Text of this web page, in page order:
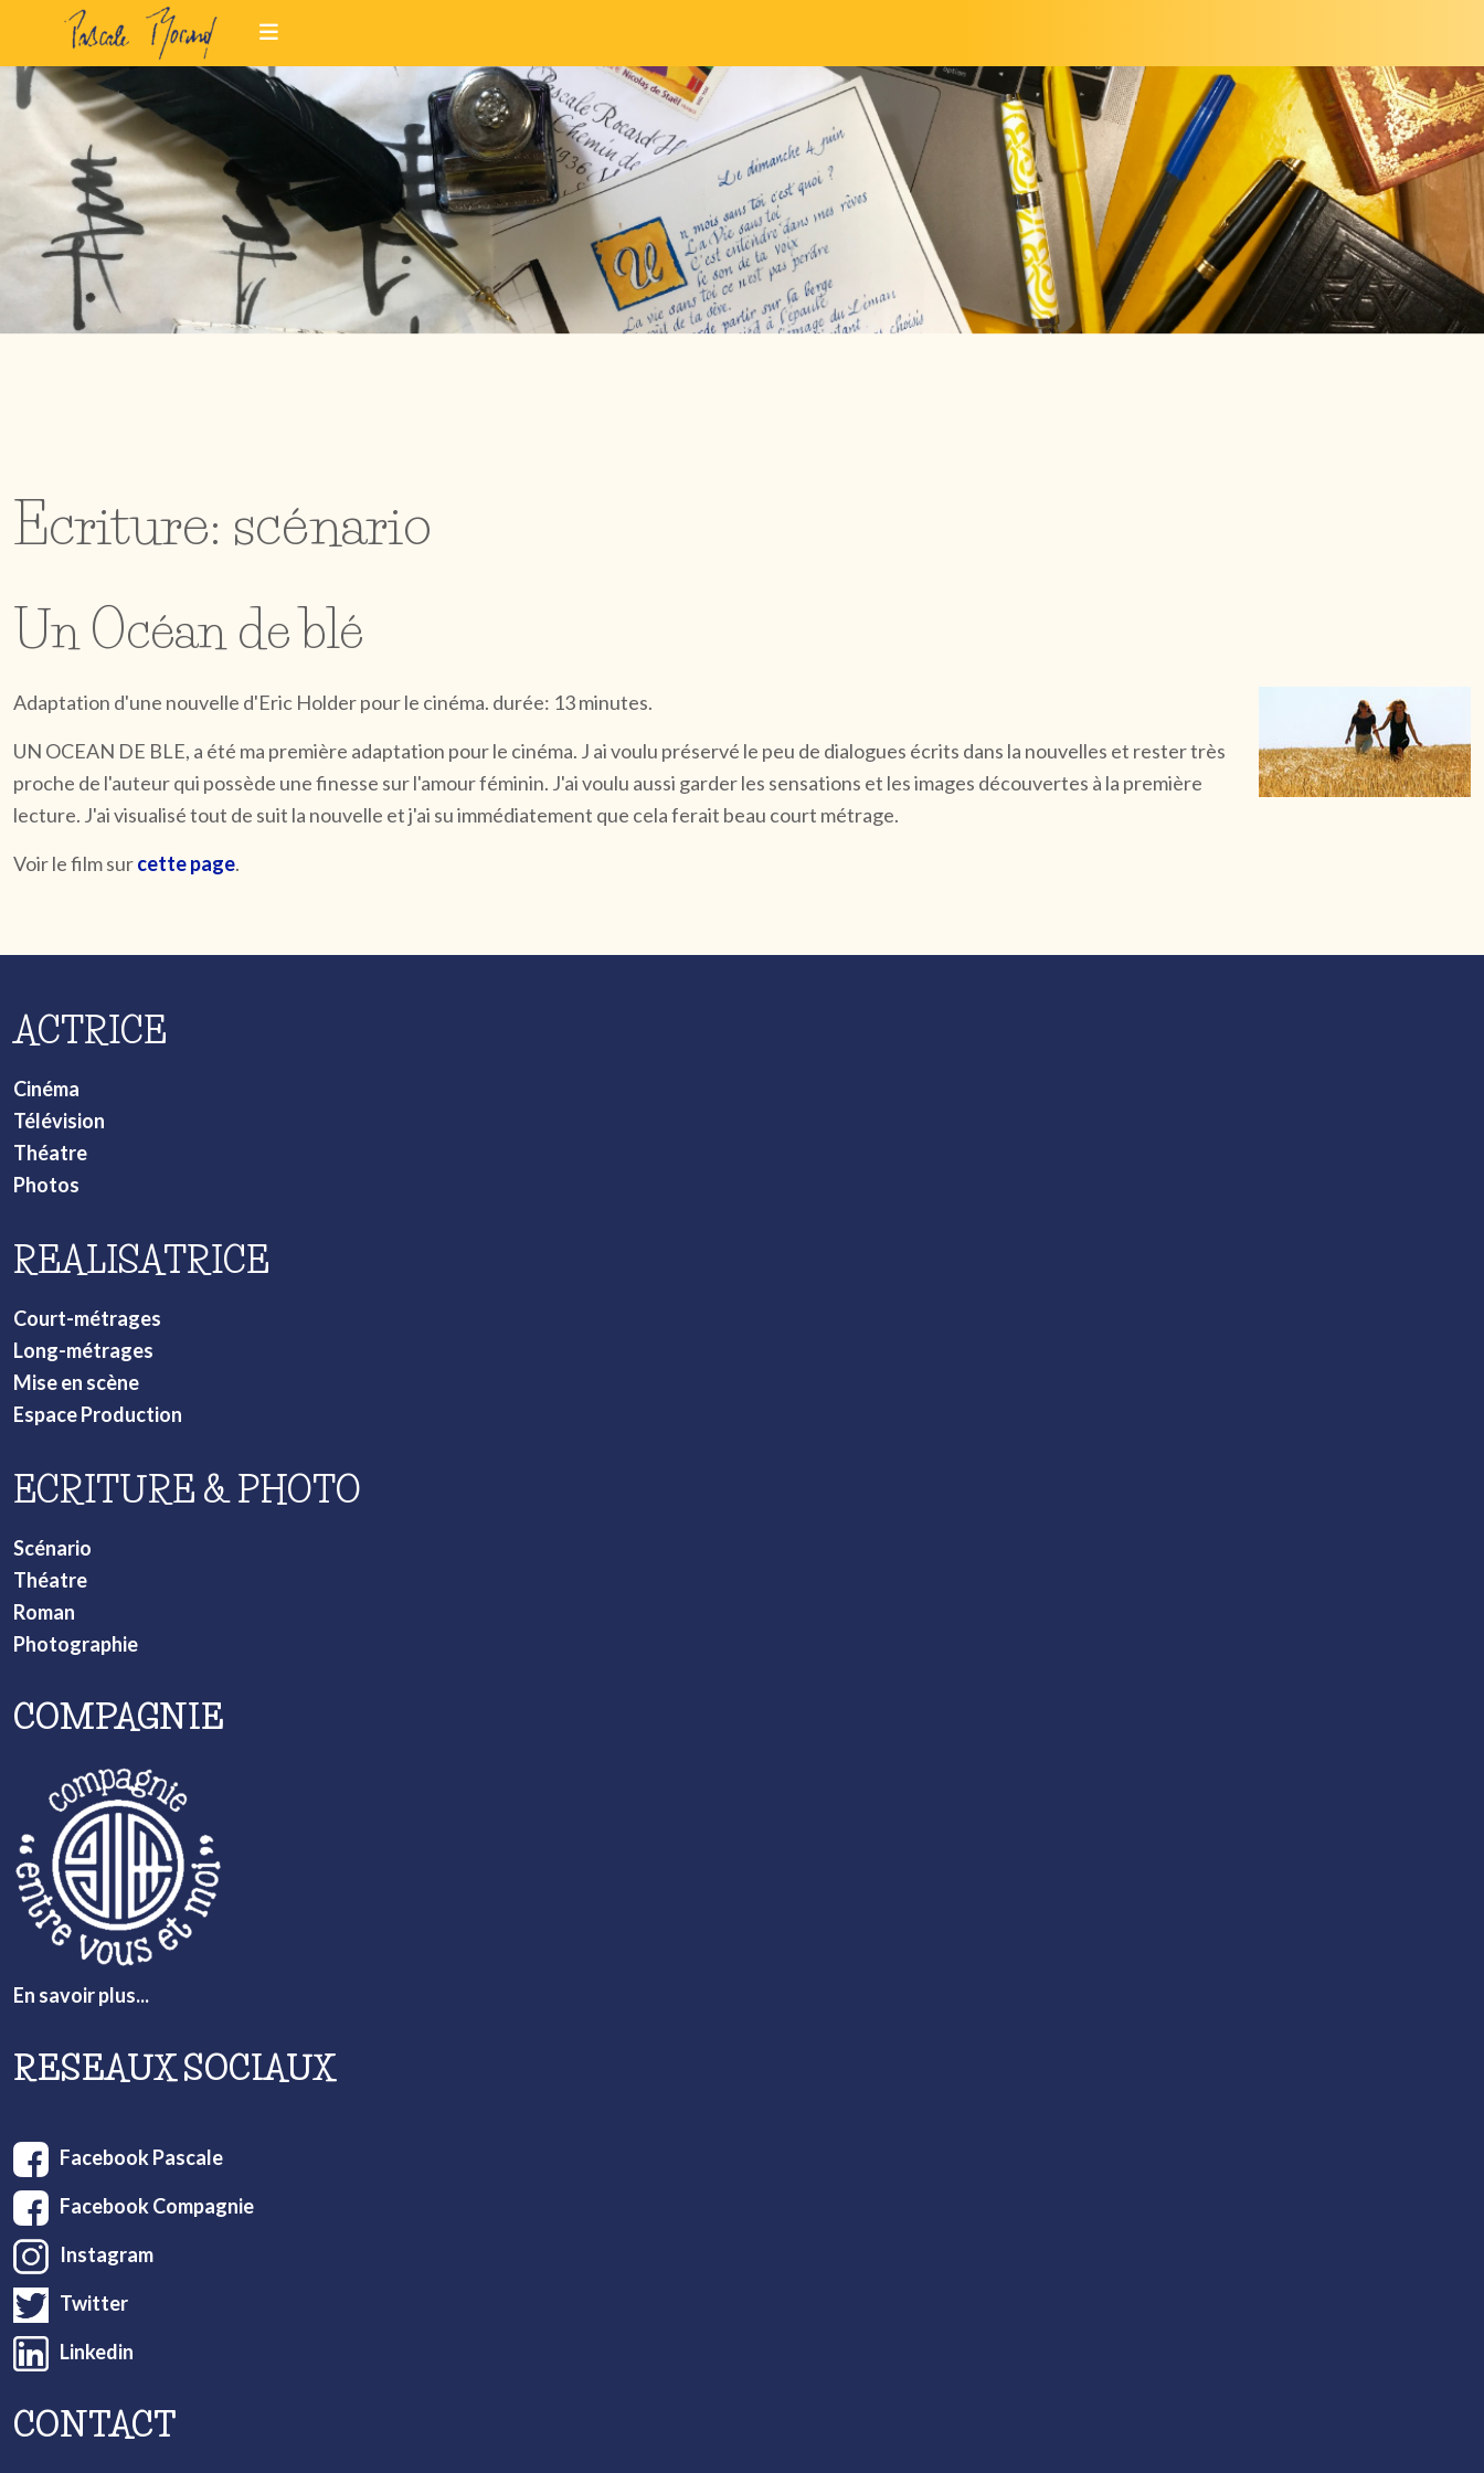
Ecriture: scénario
Un Océan de blé
Adaptation d'une nouvelle d'Eric Holder pour le cinéma. durée: 13 minutes.
UN OCEAN DE BLE, a été ma première adaptation pour le cinéma. J ai voulu préservé le peu de dialogues écrits dans la nouvelles et rester très
proche de l'auteur qui possède une finesse sur l'amour féminin. J'ai voulu aussi garder les sensations et les images découvertes à la première
lecture. J'ai visualisé tout de suit la nouvelle et j'ai su immédiatement que cela ferait beau court métrage.
Voir le film surcette page.
ACTRICE
Cinéma
Télévision
Théatre
Photos
REALISATRICE
Court-métrages
Long-métrages
Mise en scène
Espace Production
ECRITURE & PHOTO
Scénario
Théatre
Roman
Photographie
COMPAGNIE
En savoir plus...
RESEAUX SOCIAUX
Facebook Pascale
Facebook Compagnie
Instagram
Twitter
Linkedin
CONTACT